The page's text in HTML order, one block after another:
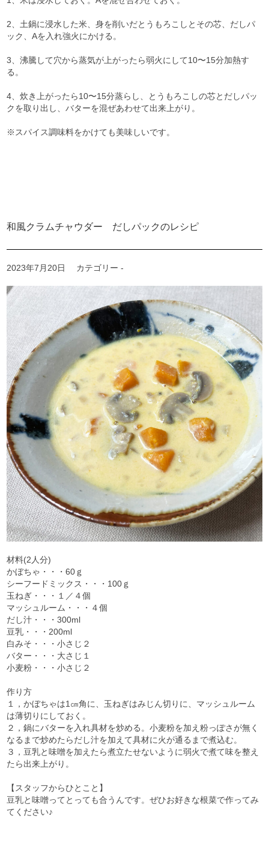
2、土鍋に浸水した米、身を削いだとうもろこしとその芯、だしパ
ック、Aを入れ強火にかける。
3、沸騰して穴から蒸気が上がったら弱火にして10〜15分加熱す
る。
4、炊き上がったら10〜15分蒸らし、とうもろこしの芯とだしパッ
クを取り出し、バターを混ぜあわせて出来上がり。
※スパイス調味料をかけても美味しいです。
和風クラムチャウダー だしパックのレシピ
2023年7月20日 カテゴリー -
材料(2人分)
かぼちゃ・・・60ｇ
シーフードミックス・・・100ｇ
玉ねぎ・・・１／４個
マッシュルーム・・・４個
だし汁・・・300ml
豆乳・・・200ml
白みそ・・・小さじ２
バター・・・大さじ１
小麦粉・・・小さじ２
作り方
１，かぼちゃは1㎝角に、玉ねぎはみじん切りに、マッシュルーム
は薄切りにしておく。
２，鍋にバターを入れ具材を炒める。小麦粉を加え粉っぽさが無く
なるまで炒めたらだし汁を加えて具材に火が通るまで煮込む。
３，豆乳と味噌を加えたら煮立たせないように弱火で煮て味を整え
たら出来上がり。
【スタッフからひとこと】
豆乳と味噌ってとっても合うんです。ぜひお好きな根菜で作ってみ
てください♪